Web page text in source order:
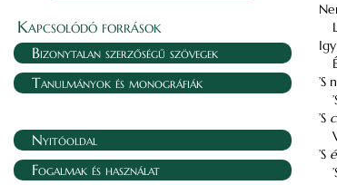
Kapcsolódó források
Bizonytalan szerzőségű szövegek
Tanulmányok és monográfiák
Nyitóoldal
Fogalmak és használat
’S
’S
’S